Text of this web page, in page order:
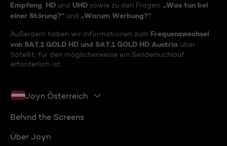
Empfang HD und UHD sowie zu den Fragen: „Was tun bei
einer Störung?“ und „Warum Werbung?“
Außerdem haben wir Informationen zum Frequenzwechsel
von SAT.1 GOLD HD und SAT.1 GOLD HD Austria über
Satellit, für den möglicherweise ein Sendersuchlauf
erforderlich ist.
Joyn Österreich
Behind the Screens
Über Joyn